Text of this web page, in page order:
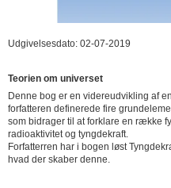
Udgivelsesdato: 02-07-2019
Teorien om universet
Denne bog er en videreudvikling af
forfatteren definerede fire
som bidrager til at forklare en række
radioaktivitet og tyngdekraft.
Forfatterren har i bogen løst
hvad der skaber denne.